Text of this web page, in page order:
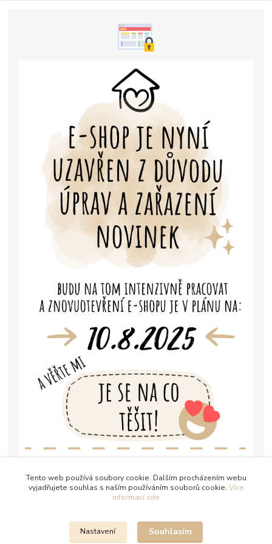
Tento web používá soubory cookie. Dalším procházením webu
vyjadřujete souhlas s naším používáním souborů cookie. Více
informací zde
Nastavení Souhlasím